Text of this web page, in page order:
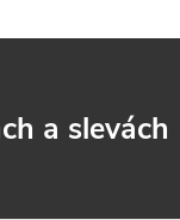
a slevách